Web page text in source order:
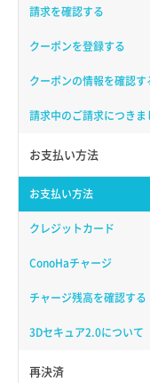
請求を確認する
クーポンを登録する
クーポンの情報を確認す
請求中のご請求につきま
お支払い方法
お支払い方法
クレジットカード
ConoHaチャージ
チャージ残高を確認する
3Dセキュア2.0について
再決済